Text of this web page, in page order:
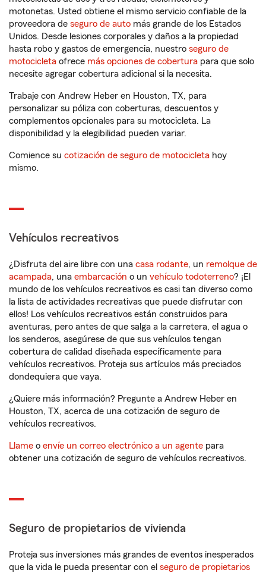
motonetas. Usted obtiene el mismo servicio confiable de la
proveedora de seguro de auto más grande de los Estados
Unidos. Desde lesiones corporales y daños a la propiedad
hasta robo y gastos de emergencia, nuestro seguro de
motocicleta ofrece más opciones de cobertura para que solo
necesite agregar cobertura adicional si la necesita.
Trabaje con Andrew Heber en Houston, TX, para
personalizar su póliza con coberturas, descuentos y
complementos opcionales para su motocicleta. La
disponibilidad y la elegibilidad pueden variar.
Comience su cotización de seguro de motocicleta hoy
mismo.
Vehículos recreativos
¿Disfruta del aire libre con una casa rodante, un remolque de
acampada, una embarcación o un vehículo todoterreno? ¡El
mundo de los vehículos recreativos es casi tan diverso como
la lista de actividades recreativas que puede disfrutar con
ellos! Los vehículos recreativos están construidos para
aventuras, pero antes de que salga a la carretera, el agua o
los senderos, asegúrese de que sus vehículos tengan
cobertura de calidad diseñada específicamente para
vehículos recreativos. Proteja sus artículos más preciados
dondequiera que vaya.
¿Quiere más información? Pregunte a Andrew Heber en
Houston, TX, acerca de una cotización de seguro de
vehículos recreativos.
Llame o envíe un correo electrónico a un agente para
obtener una cotización de seguro de vehículos recreativos.
Seguro de propietarios de vivienda
Proteja sus inversiones más grandes de eventos inesperados
que la vida le pueda presentar con el seguro de propietarios